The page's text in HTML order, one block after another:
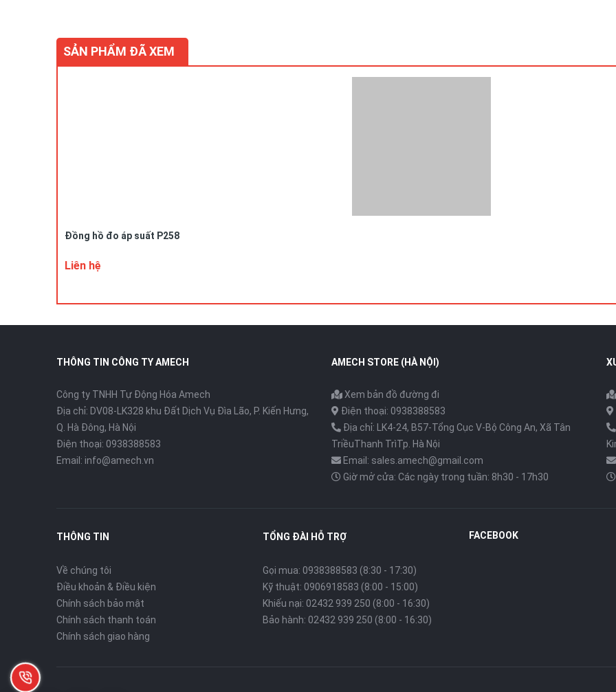
SẢN PHẨM ĐÃ XEM
Đồng hồ đo áp suất P258
Liên hệ
THÔNG TIN CÔNG TY AMECH
Công ty TNHH Tự Động Hóa Amech
Địa chỉ: DV08-LK328 khu Đất Dịch Vụ Đìa Lão, P. Kiến Hưng,
Q. Hà Đông, Hà Nội
Điện thoại: 0938388583
Email: info@amech.vn
AMECH STORE (HÀ NỘI)
Xem bản đồ đường đi
Điện thoại: 0938388583
Địa chỉ: LK4-24, B57-Tổng Cục V-Bộ Công An, Xã Tân
TriềuThanh TrìTp. Hà Nội
Email: sales.amech@gmail.com
Giờ mở cửa: Các ngày trong tuần: 8h30 - 17h30
THÔNG TIN
Về chúng tôi
Điều khoản & Điều kiện
Chính sách bảo mật
Chính sách thanh toán
Chính sách giao hàng
TỔNG ĐÀI HỖ TRỢ
Gọi mua: 0938388583 (8:30 - 17:30)
Kỹ thuật: 0906918583 (8:00 - 15:00)
Khiếu nại: 02432 939 250 (8:00 - 16:30)
Bảo hành: 02432 939 250 (8:00 - 16:30)
FACEBOOK